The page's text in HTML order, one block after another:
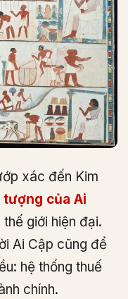
xác đến Kim
tượng của Ai
giới hiện đại.
Ai Cập cũng để
hệ thống thuế
chính.